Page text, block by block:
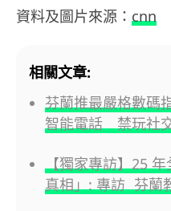
資料及圖片來源： cnn
相關文章:
芬蘭推最嚴格數碼
智能電話 禁玩社
【獨家專訪】25
真相」: 專訪 芬蘭